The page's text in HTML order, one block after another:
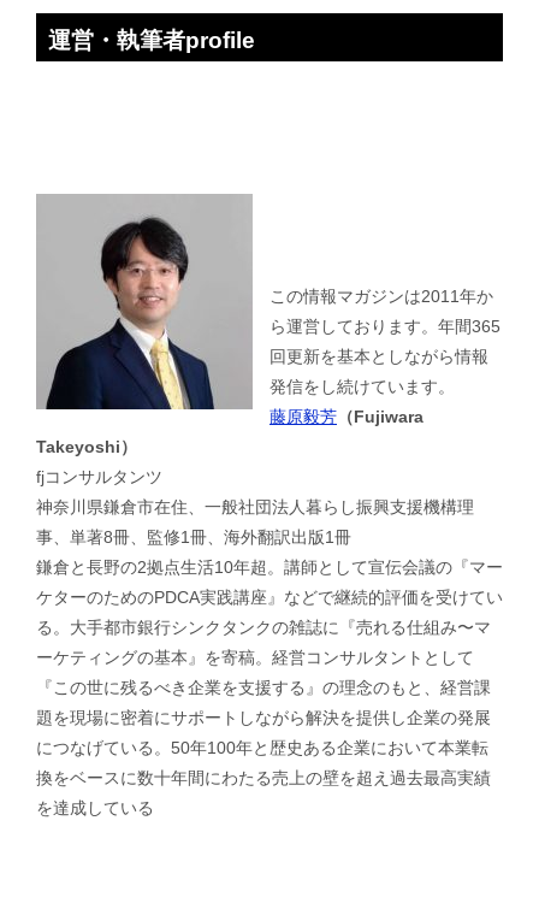
運営・執筆者profile
この情報マガジンは2011年か
ら運営しております。年間365
回更新を基本としながら情報
発信をし続けています。
藤原毅芳 （Fujiwara
Takeyoshi）
fjコンサルタンツ
神奈川県鎌倉市在住、一般社団法人暮らし振興支援機構理
事、単著8冊、監修1冊、海外翻訳出版1冊
鎌倉と長野の2拠点生活10年超。講師として宣伝会議の『マー
ケターのためのPDCA実践講座』などで継続的評価を受けてい
る。大手都市銀行シンクタンクの雑誌に『売れる仕組み〜マ
ーケティングの基本』を寄稿。経営コンサルタントとして
『この世に残るべき企業を支援する』の理念のもと、経営課
題を現場に密着にサポートしながら解決を提供し企業の発展
につなげている。50年100年と歴史ある企業において本業転
換をベースに数十年間にわたる売上の壁を超え過去最高実績
を達成している